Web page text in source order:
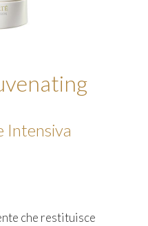
Intensiva
che restituisce